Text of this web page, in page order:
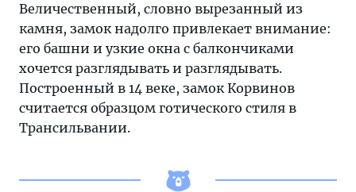
Величественный, словно вырезанный из
камня, замок надолго привлекает внимание:
его башни и узкие окна с балкончиками
хочется разглядывать и разглядывать.
Построенный в 14 веке, замок Корвинов
считается образцом готического стиля в
Трансильвании.